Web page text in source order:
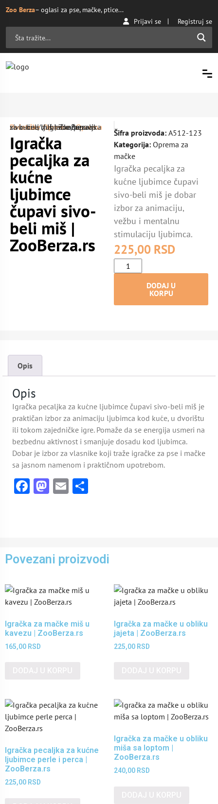
Zoo Berza– oglasi za pse, mačke, ptice...
Prijavi se
Registruj se
Početna/Oprema/
Oprema za mačke
/ Igračka pecaljka za kućne ljubimce čupavi sivo-beli miš | ZooBerza.rs
Igračka
pecaljka za
kućne
ljubimce
čupavi sivo-
beli miš |
ZooBerza.rs
Šifra proizvoda: A512-123
Kategorija: Oprema za
mačke
Igračka pecaljka za
kućne ljubimce čupavi
sivo-beli miš je dobar
izbor za animaciju,
vežbu i mentalnu
stimulaciju ljubimca.
225,00 RSD
DODAJ U
KORPU
Opis
Opis
Igračka pecaljka za kućne ljubimce čupavi sivo-beli miš je
praktičan izbor za animaciju ljubimca kod kuće, u dvorištu
ili tokom zajedničke igre. Pomaže da se energija usmeri na
bezbednu aktivnost i smanjuje dosadu kod ljubimca.
Dobar je izbor za vlasnike koji traže igračke za pse i mačke
sa jasnom namenom i praktičnom upotrebom.
Facebook
Mastodon
Email
Povezani proizvodi
Igračka za mačke miš u
kavezu | ZooBerza.rs
165,00 RSD
Igračka za mačke u obliku
jajeta | ZooBerza.rs
225,00 RSD
Igračka pecaljka za kućne
ljubimce perle i perca |
ZooBerza.rs
225,00 RSD
Igračka za mačke u obliku
miša sa loptom |
ZooBerza.rs
240,00 RSD